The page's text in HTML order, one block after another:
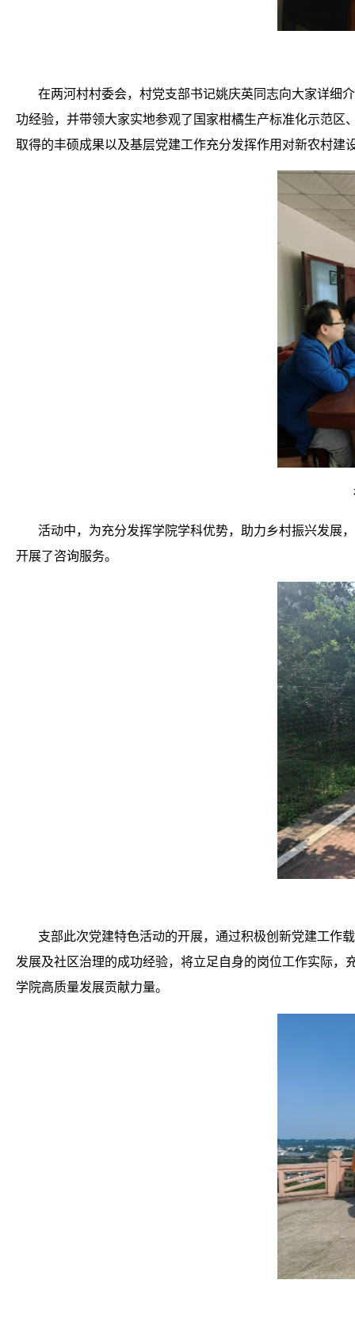
在两河村村委会，村党支部书记姚庆英同志向大家详细
功经验，并带领大家实地参观了国家柑橘生产标准化示范区
取得的丰硕成果以及基层党建工作充分发挥作用对新农村建
活动中，为充分发挥学院学科优势，助力乡村振兴发展
开展了咨询服务。
支部此次党建特色活动的开展，通过积极创新党建工作
发展及社区治理的成功经验，将立足自身的岗位工作实际
学院高质量发展贡献力量。